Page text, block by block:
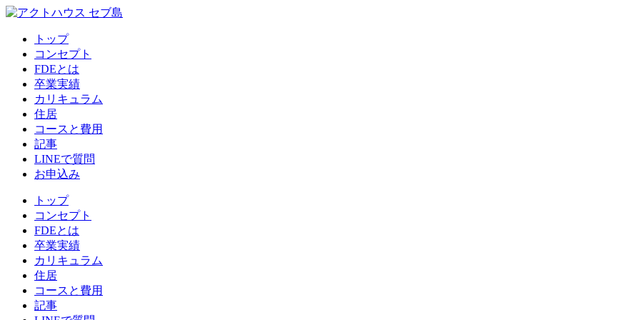
トップ
コンセプト
FDEとは
卒業実績
カリキュラム
住居
コースと費用
記事
LINEで質問
お申込み
トップ
コンセプト
FDEとは
卒業実績
カリキュラム
住居
コースと費用
記事